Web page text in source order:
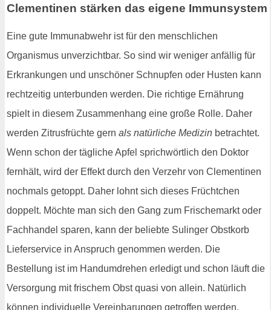
Clementinen stärken das eigene Immunsystem
Eine gute Immunabwehr ist für den menschlichen
Organismus unverzichtbar. So sind wir weniger anfällig für
Erkrankungen und unschöner Schnupfen oder Husten kann
rechtzeitig unterbunden werden. Die richtige Ernährung
spielt in diesem Zusammenhang eine große Rolle. Daher
werden Zitrusfrüchte gern als natürliche Medizin betrachtet.
Wenn schon der tägliche Apfel sprichwörtlich den Doktor
fernhält, wird der Effekt durch den Verzehr von Clementinen
nochmals getoppt. Daher lohnt sich dieses Früchtchen
doppelt. Möchte man sich den Gang zum Frischemarkt oder
Fachhandel sparen, kann der beliebte Sulinger Obstkorb
Lieferservice in Anspruch genommen werden. Die
Bestellung ist im Handumdrehen erledigt und schon läuft die
Versorgung mit frischem Obst quasi von allein. Natürlich
können individuelle Vereinbarungen getroffen werden,